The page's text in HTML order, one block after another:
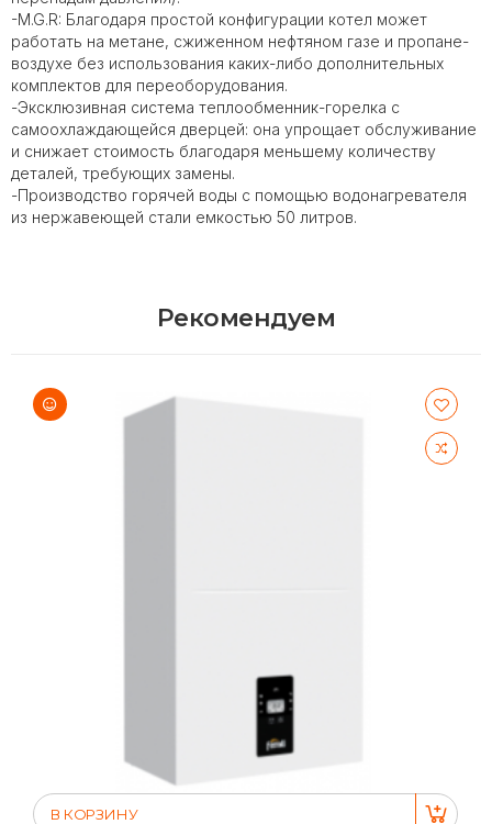
-M.G.R: Благодаря простой конфигурации котел может
работать на метане, сжиженном нефтяном газе и пропане-
воздухе без использования каких-либо дополнительных
комплектов для переоборудования.
-Эксклюзивная система теплообменник-горелка с
самоохлаждающейся дверцей: она упрощает обслуживание
и снижает стоимость благодаря меньшему количеству
деталей, требующих замены.
-Производство горячей воды с помощью водонагревателя
из нержавеющей стали емкостью 50 литров.
Рекомендуем
В КОРЗИНУ